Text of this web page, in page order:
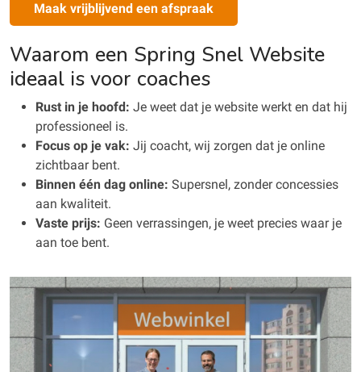
Maak vrijblijvend een afspraak
Waarom een Spring Snel Website
ideaal is voor coaches
Rust in je hoofd: Je weet dat je website werkt en dat hij
professioneel is.
Focus op je vak: Jij coacht, wij zorgen dat je online
zichtbaar bent.
Binnen één dag online: Supersnel, zonder concessies
aan kwaliteit.
Vaste prijs: Geen verrassingen, je weet precies waar je
aan toe bent.